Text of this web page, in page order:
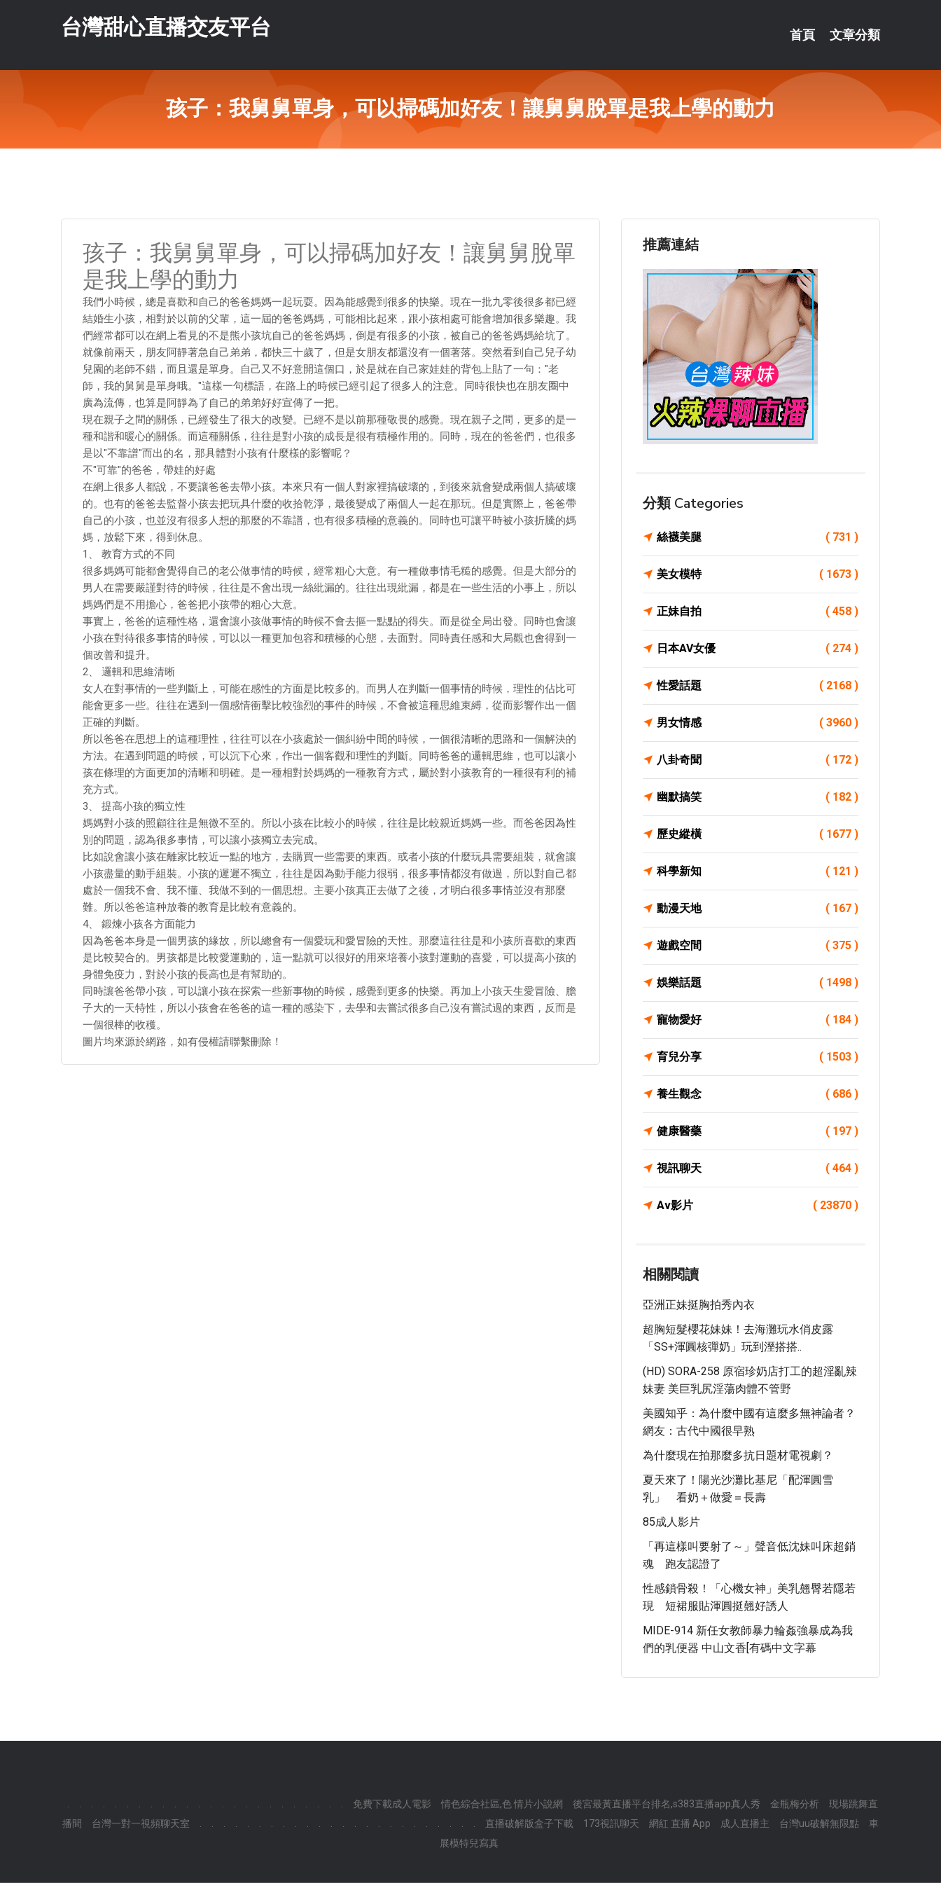
台灣甜心直播交友平台 首頁 文章分類
孩子：我舅舅單身，可以掃碼加好友！讓舅舅脫單是我上學的動力
孩子：我舅舅單身，可以掃碼加好友！讓舅舅脫單
是我上學的動力
我們小時候，總是喜歡和自己的爸爸媽媽一起玩耍。因為能感覺到很多的快樂。現在一批九零後很多都已經
結婚生小孩，相對於以前的父輩，這一屆的爸爸媽媽，可能相比起來，跟小孩相處可能會增加很多樂趣。我
們經常都可以在網上看見的不是熊小孩坑自己的爸爸媽媽，倒是有很多的小孩，被自己的爸爸媽媽給坑了。
就像前兩天，朋友阿靜著急自己弟弟，都快三十歲了，但是女朋友都還沒有一個著落。突然看到自己兒子幼
兒園的老師不錯，而且還是單身。自己又不好意開這個口，於是就在自己家娃娃的背包上貼了一句："老
師，我的舅舅是單身哦。"這樣一句標語，在路上的時候已經引起了很多人的注意。同時很快也在朋友圈中
廣為流傳，也算是阿靜為了自己的弟弟好好宣傳了一把。
現在親子之間的關係，已經發生了很大的改變。已經不是以前那種敬畏的感覺。現在親子之間，更多的是一
種和諧和暖心的關係。而這種關係，往往是對小孩的成長是很有積極作用的。同時，現在的爸爸們，也很多
是以"不靠譜"而出的名，那具體對小孩有什麼樣的影響呢？
不"可靠"的爸爸，帶娃的好處
在網上很多人都說，不要讓爸爸去帶小孩。本來只有一個人對家裡搞破壞的，到後來就會變成兩個人搞破壞
的。也有的爸爸去監督小孩去把玩具什麼的收拾乾淨，最後變成了兩個人一起在那玩。但是實際上，爸爸帶
自己的小孩，也並沒有很多人想的那麼的不靠譜，也有很多積極的意義的。同時也可讓平時被小孩折騰的媽
媽，放鬆下來，得到休息。
1、 教育方式的不同
很多媽媽可能都會覺得自己的老公做事情的時候，經常粗心大意。有一種做事情毛糙的感覺。但是大部分的
男人在需要嚴謹對待的時候，往往是不會出現一絲紕漏的。往往出現紕漏，都是在一些生活的小事上，所以
媽媽們是不用擔心，爸爸把小孩帶的粗心大意。
事實上，爸爸的這種性格，還會讓小孩做事情的時候不會去摳一點點的得失。而是從全局出發。同時也會讓
小孩在對待很多事情的時候，可以以一種更加包容和積極的心態，去面對。同時責任感和大局觀也會得到一
個改善和提升。
2、 邏輯和思維清晰
女人在對事情的一些判斷上，可能在感性的方面是比較多的。而男人在判斷一個事情的時候，理性的佔比可
能會更多一些。往往在遇到一個感情衝擊比較強烈的事件的時候，不會被這種思維束縛，從而影響作出一個
正確的判斷。
所以爸爸在思想上的這種理性，往往可以在小孩處於一個糾紛中間的時候，一個很清晰的思路和一個解決的
方法。在遇到問題的時候，可以沉下心來，作出一個客觀和理性的判斷。同時爸爸的邏輯思維，也可以讓小
孩在條理的方面更加的清晰和明確。是一種相對於媽媽的一種教育方式，屬於對小孩教育的一種很有利的補
充方式。
3、 提高小孩的獨立性
媽媽對小孩的照顧往往是無微不至的。所以小孩在比較小的時候，往往是比較親近媽媽一些。而爸爸因為性
別的問題，認為很多事情，可以讓小孩獨立去完成。
比如說會讓小孩在離家比較近一點的地方，去購買一些需要的東西。或者小孩的什麼玩具需要組裝，就會讓
小孩盡量的動手組裝。小孩的遲遲不獨立，往往是因為動手能力很弱，很多事情都沒有做過，所以對自己都
處於一個我不會、我不懂、我做不到的一個思想。主要小孩真正去做了之後，才明白很多事情並沒有那麼
難。所以爸爸這种放養的教育是比較有意義的。
4、 鍛煉小孩各方面能力
因為爸爸本身是一個男孩的緣故，所以總會有一個愛玩和愛冒險的天性。那麼這往往是和小孩所喜歡的東西
是比較契合的。男孩都是比較愛運動的，這一點就可以很好的用來培養小孩對運動的喜愛，可以提高小孩的
身體免疫力，對於小孩的長高也是有幫助的。
同時讓爸爸帶小孩，可以讓小孩在探索一些新事物的時候，感覺到更多的快樂。再加上小孩天生愛冒險、膽
子大的一天特性，所以小孩會在爸爸的這一種的感染下，去學和去嘗試很多自己沒有嘗試過的東西，反而是
一個很棒的收穫。
圖片均來源於網路，如有侵權請聯繫刪除！
推薦連結
分類 Categories
絲襪美腿 ( 731 )
美女模特 ( 1673 )
正妹自拍 ( 458 )
日本AV女優 ( 274 )
性愛話題 ( 2168 )
男女情感 ( 3960 )
八卦奇聞 ( 172 )
幽默搞笑 ( 182 )
歷史縱橫 ( 1677 )
科學新知 ( 121 )
動漫天地 ( 167 )
遊戲空間 ( 375 )
娛樂話題 ( 1498 )
寵物愛好 ( 184 )
育兒分享 ( 1503 )
養生觀念 ( 686 )
健康醫藥 ( 197 )
視訊聊天 ( 464 )
Av影片 ( 23870 )
相關閱讀
亞洲正妹挺胸拍秀內衣
超胸短髮櫻花妹妹！去海灘玩水俏皮露
「SS+渾圓核彈奶」玩到溼搭搭..
(HD) SORA-258 原宿珍奶店打工的超淫亂辣
妹妻 美巨乳尻淫蕩肉體不管野
美國知乎：為什麼中國有這麼多無神論者？
網友：古代中國很早熟
為什麼現在拍那麼多抗日題材電視劇？
夏天來了！陽光沙灘比基尼「配渾圓雪
乳」 看奶＋做愛＝長壽
85成人影片
「再這樣叫要射了～」聲音低沈妹叫床超銷
魂 跑友認證了
性感鎖骨殺！「心機女神」美乳翹臀若隱若
現 短裙服貼渾圓挺翹好誘人
MIDE-914 新任女教師暴力輪姦強暴成為我
們的乳便器 中山文香[有碼中文字幕
免費下載成人電影 情色綜合社區,色 情片小說網 後宮最黃直播平台排名,s383直播app真人秀 金瓶梅分析
現場跳舞直
播間
台灣一對一視頻聊天室 直播破解版盒子下載 173視訊聊天 網紅 直播 App 成人直播主 台灣uu破解無限點
車
展模特兒寫真